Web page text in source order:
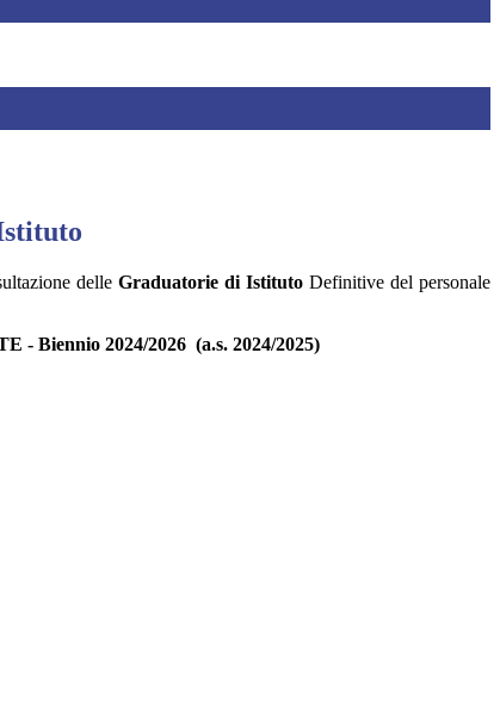
delle Graduatorie di Istituto Definitive del personale
- Biennio 2024/2026 (a.s. 2024/2025)